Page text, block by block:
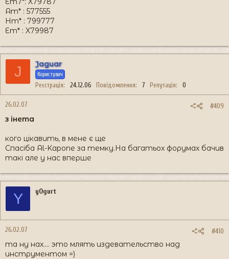
Am* : 577555
Hm* : 799777
Em* : X79987
J Jaguar
Користувач
Реєстрація 24.12.06 Повідомлення 7 Репутація 0
26.02.07 #409
з інета
кого цікавить, в мене є ще
Спасіба Al-Kapone за темку.На багатьох форумах бачив
такі але у нас вперше
Y yOgurt
26.02.07 #410
та ну нах.... это млять издевательство над
инструментом =)